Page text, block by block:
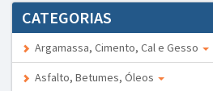
CATEGORIAS
Argamassa, Cimento, Cal e Gesso
Asfalto, Betumes, Óleos